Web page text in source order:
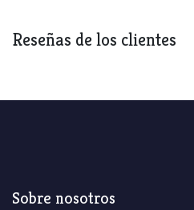
Reseñas de los clientes
Sobre nosotros